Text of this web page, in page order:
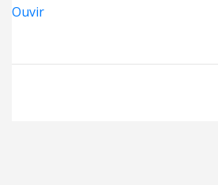
Ouvir